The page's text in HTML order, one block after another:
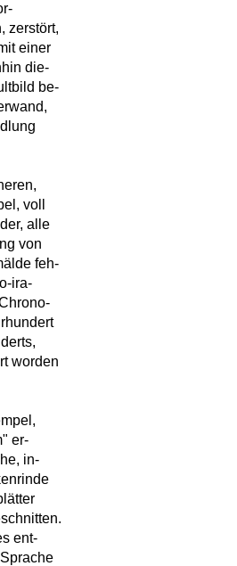
zerstört,
einer
die-
be-
voll
alle
von
feh-
ira-
worden
er-
in-
ent-